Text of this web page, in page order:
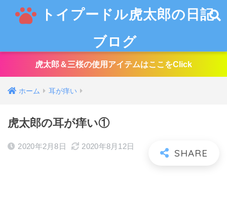
トイプードル虎太郎の日記
ブログ
虎太郎＆三桜の使用アイテムはここをClick
ホーム 耳が痒い
虎太郎の耳が痒い①
2020年2月8日 2020年8月12日